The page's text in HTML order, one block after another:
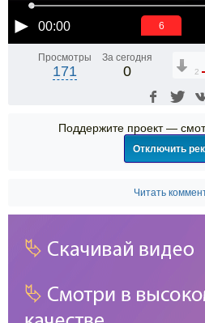
00:00 6
Просмотры
171
За сегодня
0 2
Поддержите проект —
Отключить
Читать